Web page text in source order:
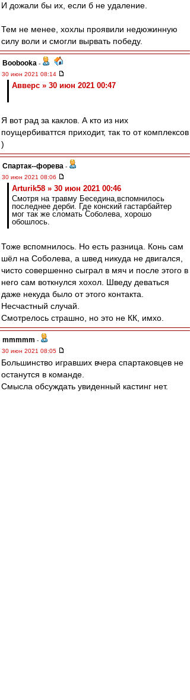
И дожали бы их, если б не удаление.
Тем не менее, хохлы проявили недюжинную
силу воли и смогли вырвать победу.
Boobooka -
30 июн 2021 08:14
Авверс » 30 июн 2021 00:47
Я вот рад за каклов. А кто из них
поущербиваттся приходит, так то от комплексов
)
Cпартак--форева -
30 июн 2021 08:06
Arturik58 » 30 июн 2021 00:46
Смотря на травму Беседина,вспомнилось
последнее дерби. Где конский гастарбайтер
мог так же сломать Соболева, хорошо
обошлось.
Тоже вспомнилось. Но есть разница. Конь сам
шёл на Соболева, а швед никуда не двигался,
чисто совершенно сыграл в мяч и после этого в
него сам воткнулся хохол. Шведу деваться
даже некуда было от этого контакта.
Несчастный случай.
Смотрелось страшно, но это не КК, имхо.
mmmmm -
30 июн 2021 08:05
Большинство игравших вчера спартаковцев не
останутся в команде.
Смысла обсуждать увиденный кастинг нет.